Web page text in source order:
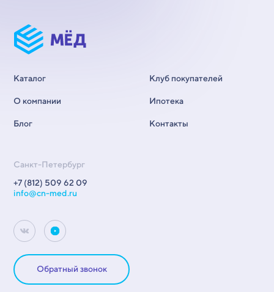
Каталог
О компании
Блог
Клуб покупателей
Ипотека
Контакты
Санкт-Петербург
+7 (812) 509 62 09
info@cn-med.ru
Обратный звонок